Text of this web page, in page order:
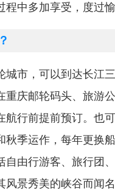
程中多加享受，度过
城市，可以到达长江
重庆邮轮码头、旅游
航行前提前预订。也
秋季运作，每年更换
自由行游客、旅行团
风景秀美的峡谷而闻